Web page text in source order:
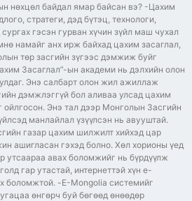
нөхцөл байдал ямар байсан вэ? -Цахим
стратеги, дэд бүтэц, технологи,
гэсэн гурван хүчин зүйл маш чухал
намайг анх ирж байхад цахим засаглал,
төр засгийн зүгээс дэмжиж буйг
Засаглал”-ын академи нь дэлхийн олон
Энэ салбарт олон жил ажиллаж
дэмжлэггүй бол аливаа улсад цахим
ойлгосон. Энэ тал дээр Монголын Засгийн
манлайлал үзүүлсэн нь авууштай.
газар цахим шилжилт хийхэд цар
ашигласан гэхэд болно. Хөл хорионы үед
утсаараа авах боломжийг нь бүрдүүлж
гар утастай, интернеттэй хүн e-
боломжтой. -E-Mongolia системийг
өнгөрч буй бөгөөд өнөөдөр